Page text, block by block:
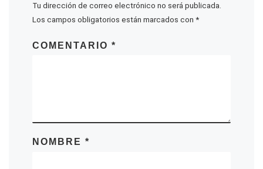
Tu dirección de correo electrónico no será publicada.
Los campos obligatorios están marcados con *
COMENTARIO *
NOMBRE *